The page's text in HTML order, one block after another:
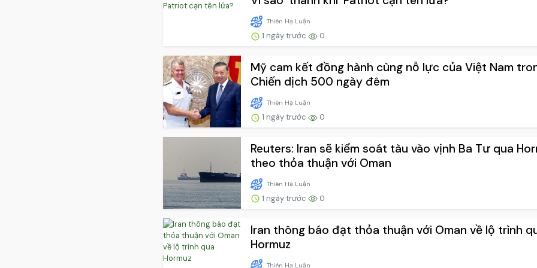
Thiên Hạ Luận
1 ngày trước 0
Mỹ cam kết đồng hành cùng nỗ lực của Việt Nam
Chiến dịch 500 ngày đêm
Thiên Hạ Luận
1 ngày trước 0
Reuters: Iran sẽ kiểm soát tàu vào vịnh Ba Tư qua
theo thỏa thuận với Oman
Thiên Hạ Luận
1 ngày trước 0
Iran thông báo đạt thỏa thuận với Oman về lộ trình
Hormuz
Thiên Hạ Luận